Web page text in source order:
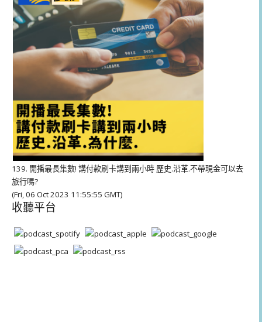
器
139. 開播最長集數! 講付款刷卡講到兩小時 歷史.沿革.不帶現金可以去
旅行嗎?
(Fri, 06 Oct 2023 11:55:55 GMT)
收聽平台